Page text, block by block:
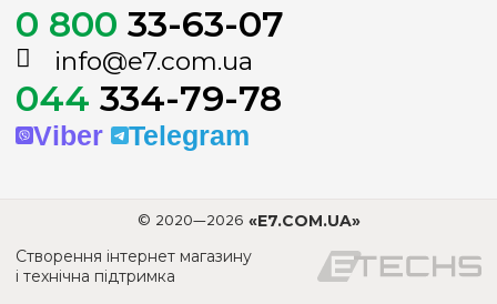
0 800 33-63-07
info@e7.com.ua
044 334-79-78
Viber Telegram
© 2020—2026 «E7.COM.UA»
Створення інтернет магазину
і технічна підтримка